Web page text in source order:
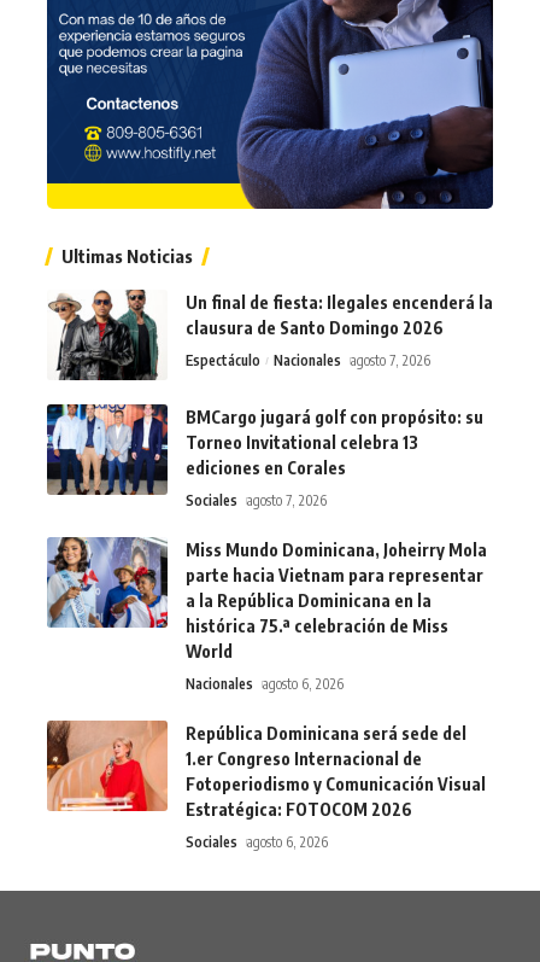
Ultimas Noticias
Un final de fiesta: Ilegales encenderá la
clausura de Santo Domingo 2026
Espectáculo Nacionales agosto 7, 2026
BMCargo jugará golf con propósito: su
Torneo Invitational celebra 13
ediciones en Corales
Sociales agosto 7, 2026
Miss Mundo Dominicana, Joheirry Mola
parte hacia Vietnam para representar
a la República Dominicana en la
histórica 75.ª celebración de Miss
World
Nacionales agosto 6, 2026
República Dominicana será sede del
1.er Congreso Internacional de
Fotoperiodismo y Comunicación Visual
Estratégica: FOTOCOM 2026
Sociales agosto 6, 2026